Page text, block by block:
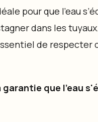
pour que l’eau
dans les
de respecter
garantie que l'eau